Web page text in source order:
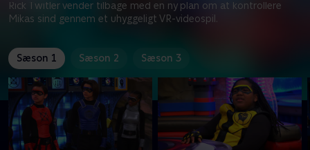
Rick Twitler vender tilbage med en ny plan om at kontrollere
Mikas sind gennem et uhyggeligt VR-videospil.
Sæson 1 Sæson 2 Sæson 3